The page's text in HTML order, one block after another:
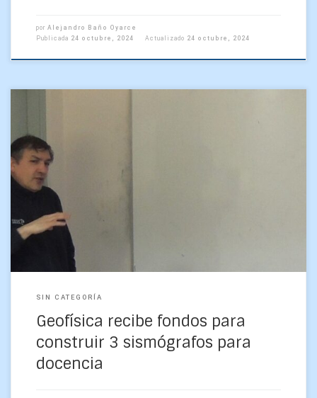
por Alejandro Baño Oyarce
Publicada 24 octubre, 2024 Actualizado 24 octubre, 2024
Un equipo del Departamento de Geofísica ha emprendido un
proyecto innovador con el apoyo de los fondos Proyectos
COLABORA de la Dirección de Docencia de […]
SIN CATEGORÍA
Geofísica recibe fondos para
construir 3 sismógrafos para
docencia